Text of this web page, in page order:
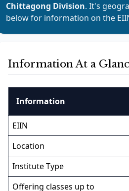
Chittagong Division. It's
below for information on the
Information At a
Information
EIIN
Location
Institute Type
Offering classes up to